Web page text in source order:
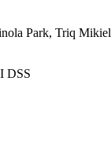
Park, Triq Mikiel